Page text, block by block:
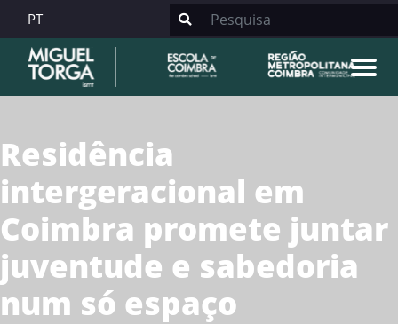
PT
Residência
intergeracional em
Coimbra promete juntar
juventude e sabedoria
num só espaço